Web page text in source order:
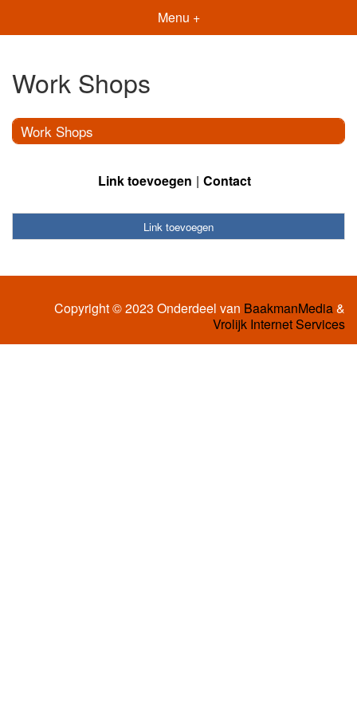
Menu +
Work Shops
Work Shops
Link toevoegen Contact
Link toevoegen
Copyright © 2023 Onderdeel van BaakmanMedia&
Vrolijk Internet Services